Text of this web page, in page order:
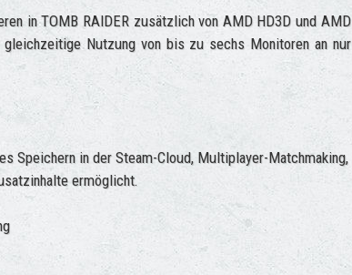
in TOMB RAIDER zusätzlich von AMD HD3D und AMD
Nutzung von bis zu sechs Monitoren an nur
Speichern in der Steam-Cloud, Multiplayer-Matchmaking,
ermöglicht.